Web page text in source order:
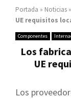
Portada » Noticias »
UE requisitos
Componentes
Los
UE
Los